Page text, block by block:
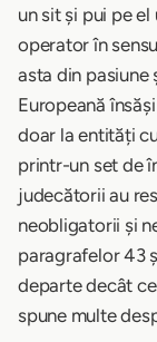
un sit și pui pe
operator în
asta din pasiune
Europeană
doar la entități
printr-un set de
judecătorii au
neobligatorii și
paragrafelor 43
departe decât
spune multe